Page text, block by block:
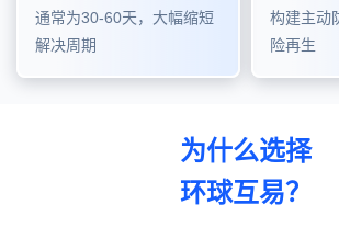
通常为30-60天，大幅缩短
解决周期
构建主动
险再生
为什么选择
环球互易？